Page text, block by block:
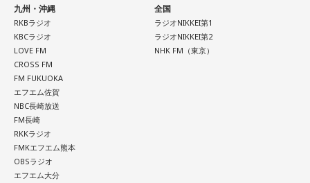
九州・沖縄
RKBラジオ
KBCラジオ
LOVE FM
CROSS FM
FM FUKUOKA
エフエム佐賀
NBC長崎放送
FM長崎
RKKラジオ
FMKエフエム熊本
OBSラジオ
エフエム大分
全国
ラジオNIKKEI第1
ラジオNIKKEI第2
NHK FM（東京）